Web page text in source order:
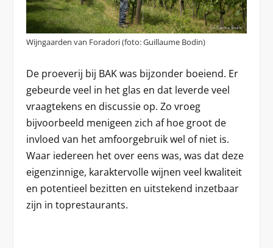
Wijngaarden van Foradori (foto: Guillaume Bodin)
De proeverij bij BAK was bijzonder boeiend. Er
gebeurde veel in het glas en dat leverde veel
vraagtekens en discussie op. Zo vroeg
bijvoorbeeld menigeen zich af hoe groot de
invloed van het amfoorgebruik wel of niet is.
Waar iedereen het over eens was, was dat deze
eigenzinnige, karaktervolle wijnen veel kwaliteit
en potentieel bezitten en uitstekend inzetbaar
zijn in toprestaurants.